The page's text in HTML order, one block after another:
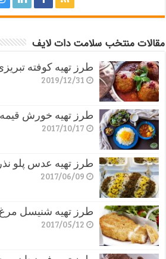
مقالات منتخب سلامت دات لایف
طرز تهیه کوفته
2019/12/31
طرز تهیه خورش قیمه
2017/10/17
طرز تهیه عدس پلو
2017/06/09
طرز تهیه شنیسل مرغ
2017/05/12